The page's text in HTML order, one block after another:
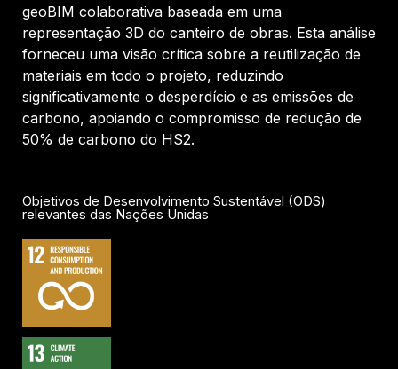
geoBIM colaborativa baseada em uma
representação 3D do canteiro de obras. Esta análise
forneceu uma visão crítica sobre a reutilização de
materiais em todo o projeto, reduzindo
significativamente o desperdício e as emissões de
carbono, apoiando o compromisso de redução de
50% de carbono do HS2.
Objetivos de Desenvolvimento Sustentável (ODS)
relevantes das Nações Unidas